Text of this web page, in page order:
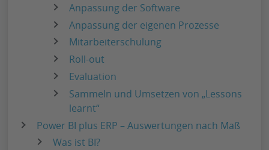
Anpassung der Software
Anpassung der eigenen Prozesse
Mitarbeiterschulung
Roll-out
Evaluation
Sammeln und Umsetzen von „Lessons
learnt“
Power BI plus ERP – Auswertungen nach Maß
Was ist BI?